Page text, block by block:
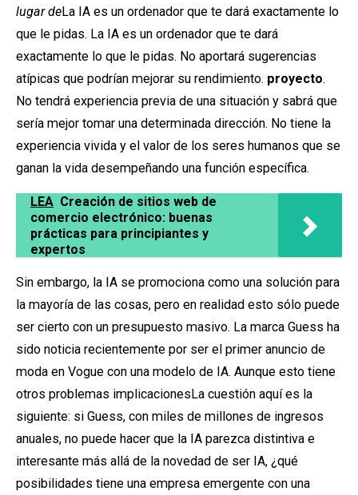
lugar deLa IA es un ordenador que te dará exactamente lo
que le pidas. La IA es un ordenador que te dará
exactamente lo que le pidas. No aportará sugerencias
atípicas que podrían mejorar su rendimiento. proyecto.
No tendrá experiencia previa de una situación y sabrá que
sería mejor tomar una determinada dirección. No tiene la
experiencia vivida y el valor de los seres humanos que se
ganan la vida desempeñando una función específica.
LEA Creación de sitios web de
comercio electrónico: buenas
prácticas para principiantes y
expertos
Sin embargo, la IA se promociona como una solución para
la mayoría de las cosas, pero en realidad esto sólo puede
ser cierto con un presupuesto masivo. La marca Guess ha
sido noticia recientemente por ser el primer anuncio de
moda en Vogue con una modelo de IA. Aunque esto tiene
otros problemas implicacionesLa cuestión aquí es la
siguiente: si Guess, con miles de millones de ingresos
anuales, no puede hacer que la IA parezca distintiva e
interesante más allá de la novedad de ser IA, ¿qué
posibilidades tiene una empresa emergente con una